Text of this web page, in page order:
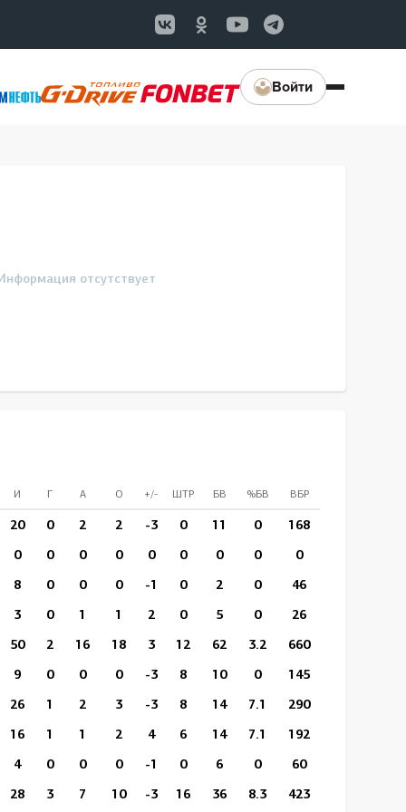
Войти
отсутствует
И Г А О +/- ШТР БВ %БВ ВБР
20 0 2 2 -3 0 11 0 168
0 0 0 0 0 0 0 0 0
8 0 0 0 -1 0 2 0 46
3 0 1 1 2 0 5 0 26
50 2 16 18 3 12 62 3.2 660
9 0 0 0 -3 8 10 0 145
26 1 2 3 -3 8 14 7.1 290
16 1 1 2 4 6 14 7.1 192
4 0 0 0 -1 0 6 0 60
28 3 7 10 -3 16 36 8.3 423